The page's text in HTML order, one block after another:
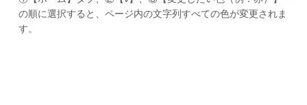
の順に選択すると、ページ内の文字列すべての色が変更されま
す。